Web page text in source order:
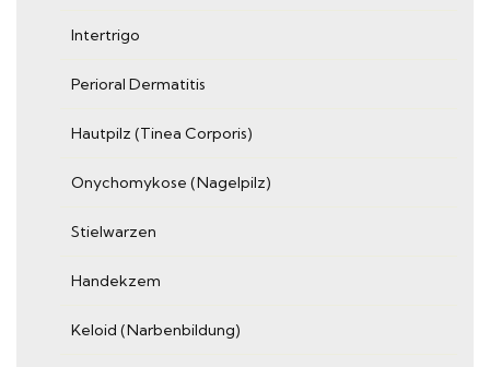
Intertrigo
Perioral Dermatitis
Hautpilz (Tinea Corporis)
Onychomykose (Nagelpilz)
Stielwarzen
Handekzem
Keloid (Narbenbildung)